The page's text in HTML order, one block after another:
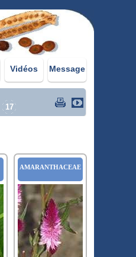
Vidéos Message
17
AMARANTHACEAE